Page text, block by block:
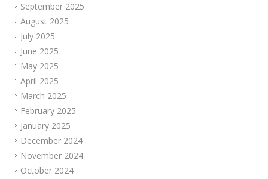
September 2025
August 2025
July 2025
June 2025
May 2025
April 2025
March 2025
February 2025
January 2025
December 2024
November 2024
October 2024